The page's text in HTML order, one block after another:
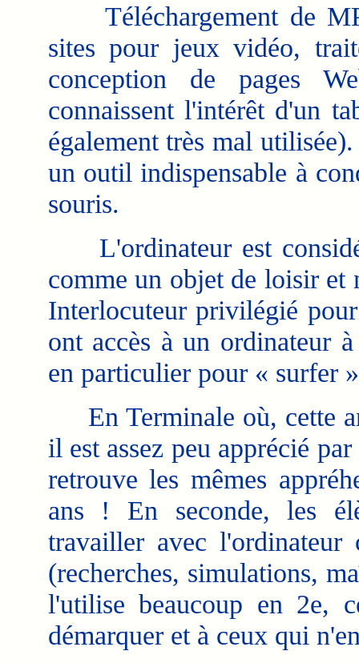
Téléchargement de
sites pour jeux vidéo,
conception de pages
connaissent l'intérêt d'un
également très mal
un outil indispensable à
souris.
L'ordinateur est
comme un objet de loisir et
Interlocuteur privilégié
ont accès à un ordinateur
en particulier pour « surfer
En Terminale où, cette
il est assez peu apprécié
retrouve les mêmes
ans ! En seconde, les
travailler avec
(recherches, simulations,
l'utilise beaucoup en 2e,
démarquer et à ceux qui